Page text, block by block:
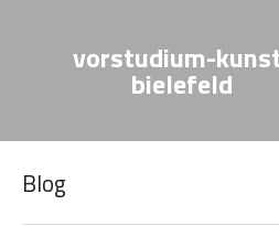
vorstudium-
bielefeld
Blog